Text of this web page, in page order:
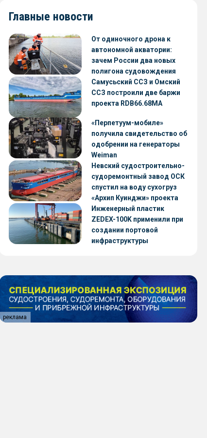
Главные новости
От одиночного дрона к
автономной акватории:
зачем России два новых
полигона судовождения
Самусьский ССЗ и Омский
ССЗ построили две баржи
проекта RDB66.68МА
«Перпетуум-мобиле»
получила свидетельство об
одобрении на генераторы
Weiman
Невский судостроительно-
судоремонтный завод ОСК
спустил на воду сухогруз
«Архип Куинджи» проекта
RSD59
Инженерный пластик
ZEDEX-100K применили при
создании портовой
инфраструктуры
реклама